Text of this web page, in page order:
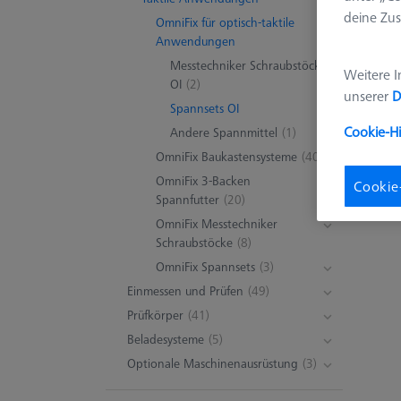
OmniFix für optisch-taktile
Anwendungen
Messtechniker Schraubstöcke
OI (2)
Spannsets OI
Andere Spannmittel (1)
OmniFix Baukastensysteme (40)
OmniFix 3-Backen
Spannfutter (20)
OmniFix Messtechniker
Schraubstöcke (8)
OmniFix Spannsets (3)
Einmessen und Prüfen (49)
Prüfkörper (41)
Beladesysteme (5)
Optionale Maschinenausrüstung (3)
deine
Weitere
unserer
Cookie-